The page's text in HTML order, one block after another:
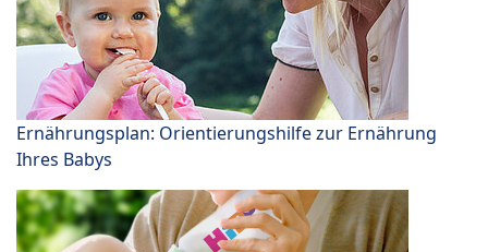
Ernährungsplan: Orientierungshilfe zur Ernährung
Ihres Babys